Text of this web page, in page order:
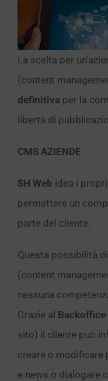
La scelta per
(content
definitiva per la
libertà di
CMS AZIENDE
SH Web idea i
permettere un
parte del cliente.
Questa possibilità
(content
nessuna
Grazie al Backoffice
sito) il cliente può
creare o modificare
e news o dialogare